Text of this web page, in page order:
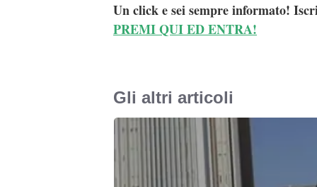
Un click e sei sempre informato!
PREMI QUI ED ENTRA!
Gli altri articoli